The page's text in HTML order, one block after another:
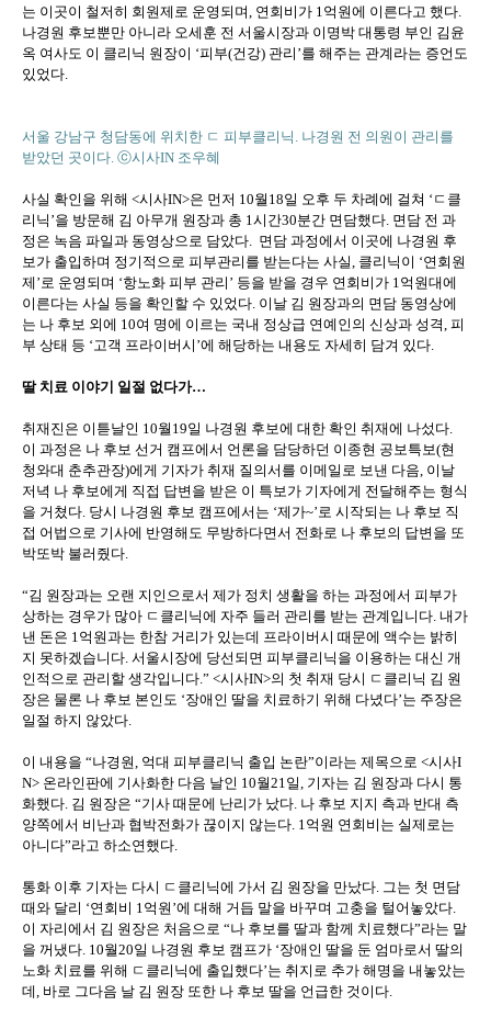
는 이곳이 철저히 회원제로 운영되며, 연회비가 1억원에 이른다고 했다.
나경원 후보뿐만 아니라 오세훈 전 서울시장과 이명박 대통령 부인 김윤
옥 여사도 이 클리닉 원장이 ‘피부(건강) 관리’를 해주는 관계라는 증언도
있었다.
서울 강남구 청담동에 위치한 ㄷ 피부클리닉. 나경원 전 의원이 관리를
받았던 곳이다. ⓒ시사IN 조우혜
사실 확인을 위해 <시사IN>은 먼저 10월18일 오후 두 차례에 걸쳐 ‘ㄷ클
리닉’을 방문해 김 아무개 원장과 총 1시간30분간 면담했다. 면담 전 과
정은 녹음 파일과 동영상으로 담았다. 면담 과정에서 이곳에 나경원 후
보가 출입하며 정기적으로 피부관리를 받는다는 사실, 클리닉이 ‘연회원
제’로 운영되며 ‘항노화 피부 관리’ 등을 받을 경우 연회비가 1억원대에
이른다는 사실 등을 확인할 수 있었다. 이날 김 원장과의 면담 동영상에
는 나 후보 외에 10여 명에 이르는 국내 정상급 연예인의 신상과 성격, 피
부 상태 등 ‘고객 프라이버시’에 해당하는 내용도 자세히 담겨 있다.
딸 치료 이야기 일절 없다가…
취재진은 이튿날인 10월19일 나경원 후보에 대한 확인 취재에 나섰다.
이 과정은 나 후보 선거 캠프에서 언론을 담당하던 이종현 공보특보(현
청와대 춘추관장)에게 기자가 취재 질의서를 이메일로 보낸 다음, 이날
저녁 나 후보에게 직접 답변을 받은 이 특보가 기자에게 전달해주는 형식
을 거쳤다. 당시 나경원 후보 캠프에서는 ‘제가~’로 시작되는 나 후보 직
접 어법으로 기사에 반영해도 무방하다면서 전화로 나 후보의 답변을 또
박또박 불러줬다.
“김 원장과는 오랜 지인으로서 제가 정치 생활을 하는 과정에서 피부가
상하는 경우가 많아 ㄷ클리닉에 자주 들러 관리를 받는 관계입니다. 내가
낸 돈은 1억원과는 한참 거리가 있는데 프라이버시 때문에 액수는 밝히
지 못하겠습니다. 서울시장에 당선되면 피부클리닉을 이용하는 대신 개
인적으로 관리할 생각입니다.” <시사IN>의 첫 취재 당시 ㄷ클리닉 김 원
장은 물론 나 후보 본인도 ‘장애인 딸을 치료하기 위해 다녔다’는 주장은
일절 하지 않았다.
이 내용을 “나경원, 억대 피부클리닉 출입 논란”이라는 제목으로 <시사I
N> 온라인판에 기사화한 다음 날인 10월21일, 기자는 김 원장과 다시 통
화했다. 김 원장은 “기사 때문에 난리가 났다. 나 후보 지지 측과 반대 측
양쪽에서 비난과 협박전화가 끊이지 않는다. 1억원 연회비는 실제로는
아니다”라고 하소연했다.
통화 이후 기자는 다시 ㄷ클리닉에 가서 김 원장을 만났다. 그는 첫 면담
때와 달리 ‘연회비 1억원’에 대해 거듭 말을 바꾸며 고충을 털어놓았다.
이 자리에서 김 원장은 처음으로 “나 후보를 딸과 함께 치료했다”라는 말
을 꺼냈다. 10월20일 나경원 후보 캠프가 ‘장애인 딸을 둔 엄마로서 딸의
노화 치료를 위해 ㄷ클리닉에 출입했다’는 취지로 추가 해명을 내놓았는
데, 바로 그다음 날 김 원장 또한 나 후보 딸을 언급한 것이다.